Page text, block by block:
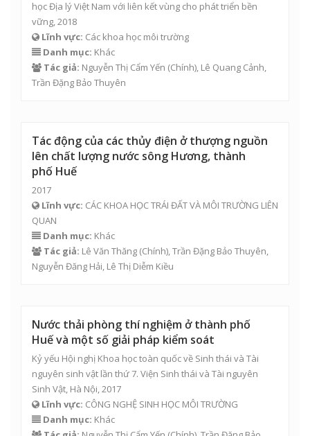
học Địa lý Việt Nam với liên kết vùng cho phát triển bền
vững, 2018
Lĩnh vực: Các khoa học môi trường
Danh mục: Khác
Tác giả: Nguyễn Thị Cẩm Yến (Chính), Lê Quang Cảnh,
Trần Đặng Bảo Thuyên
Tác động của các thủy điện ở thượng nguồn
lên chất lượng nước sông Hương, thành
phố Huế
2017
Lĩnh vực: CÁC KHOA HỌC TRÁI ĐẤT VÀ MÔI TRƯỜNG LIÊN
QUAN
Danh mục: Khác
Tác giả: Lê Văn Thăng (Chính),Trần Đặng Bảo Thuyên,
Nguyễn Đăng Hải, Lê Thị Diễm Kiều
Nước thải phòng thí nghiệm ở thành phố
Huế và một số giải pháp kiểm soát
Kỷ yếu Hội nghị Khoa học toàn quốc về Sinh thái và Tài
nguyên sinh vật lần thứ 7. Viện Sinh thái và Tài nguyên
Sinh Vật, Hà Nội, 2017
Lĩnh vực: CÔNG NGHỆ SINH HỌC MÔI TRƯỜNG
Danh mục: Khác